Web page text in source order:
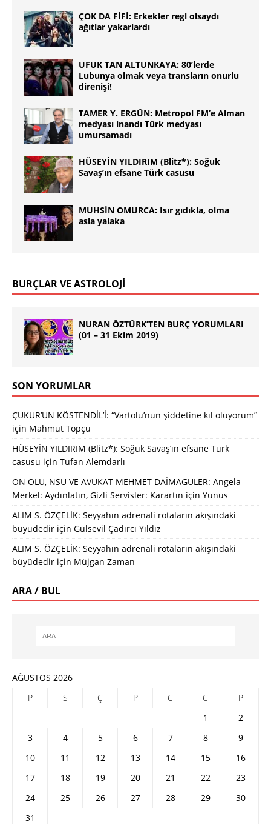
ÇOK DA FİFİ: Erkekler regl olsaydı
ağıtlar yakarlardı
UFUK TAN ALTUNKAYA: 80’lerde
Lubunya olmak veya transların onurlu
direnişi!
TAMER Y. ERGÜN: Metropol FM’e Alman
medyası inandı Türk medyası
umursamadı
HÜSEYİN YILDIRIM (Blitz*): Soğuk
Savaş’ın efsane Türk casusu
MUHSİN OMURCA: Isır gıdıkla, olma
asla yalaka
BURÇLAR VE ASTROLOJİ
NURAN ÖZTÜRK’TEN BURÇ YORUMLARI
(01 – 31 Ekim 2019)
SON YORUMLAR
ÇUKUR’UN KÖSTENDİL’İ: “Vartolu’nun şiddetine kıl oluyorum”
için Mahmut Topçu
HÜSEYİN YILDIRIM (Blitz*): Soğuk Savaş’ın efsane Türk
casusu için Tufan Alemdarlı
ON ÖLÜ, NSU VE AVUKAT MEHMET DAİMAGÜLER: Angela
Merkel: Aydınlatın, Gizli Servisler: Karartın için Yunus
ALIM S. ÖZÇELİK: Seyyahın adrenali rotaların akışındaki
büyüdedir için Gülsevil Çadırcı Yıldız
ALIM S. ÖZÇELİK: Seyyahın adrenali rotaların akışındaki
büyüdedir için Müjgan Zaman
ARA / BUL
AĞUSTOS 2026
P
S Ç P C C
P
1
2
3
4 5 6 7 8
9
10
11 12 13 14 15
16
17
18 19 20 21 22
23
24
25 26 27 28 29
30
31